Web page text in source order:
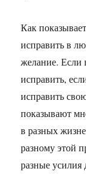
Как
исправить в
желание. Если
исправить,
исправить
показывают
в разных
разному этой
разные усилия